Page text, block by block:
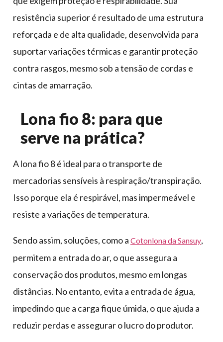
resistência superior é resultado de uma estrutura
reforçada e de alta qualidade, desenvolvida para
suportar variações térmicas e garantir proteção
contra rasgos, mesmo sob a tensão de cordas e
cintas de amarração.
Lona fio 8: para que
serve na prática?
A lona fio 8 é ideal para o transporte de
mercadorias sensíveis à respiração/transpiração.
Isso porque ela é respirável, mas impermeável e
resiste a variações de temperatura.
Sendo assim, soluções, como a Cotonlona da Sansuy,
permitem a entrada do ar, o que assegura a
conservação dos produtos, mesmo em longas
distâncias. No entanto, evita a entrada de água,
impedindo que a carga fique úmida, o que ajuda a
reduzir perdas e assegurar o lucro do produtor.